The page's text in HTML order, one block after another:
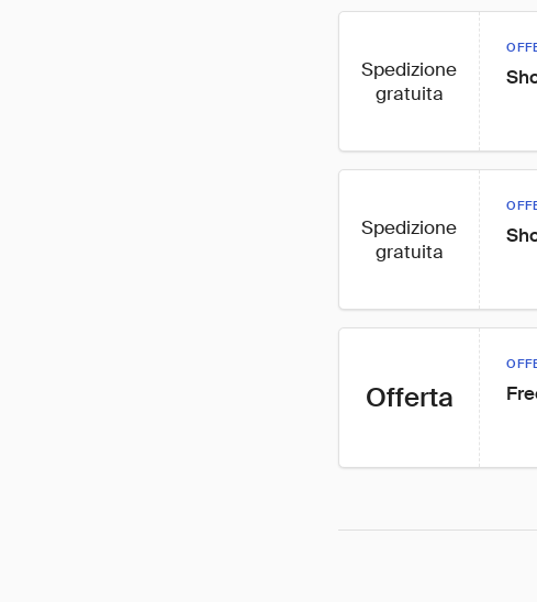
Spedizione
gratuita
Spedizione
gratuita
Offerta